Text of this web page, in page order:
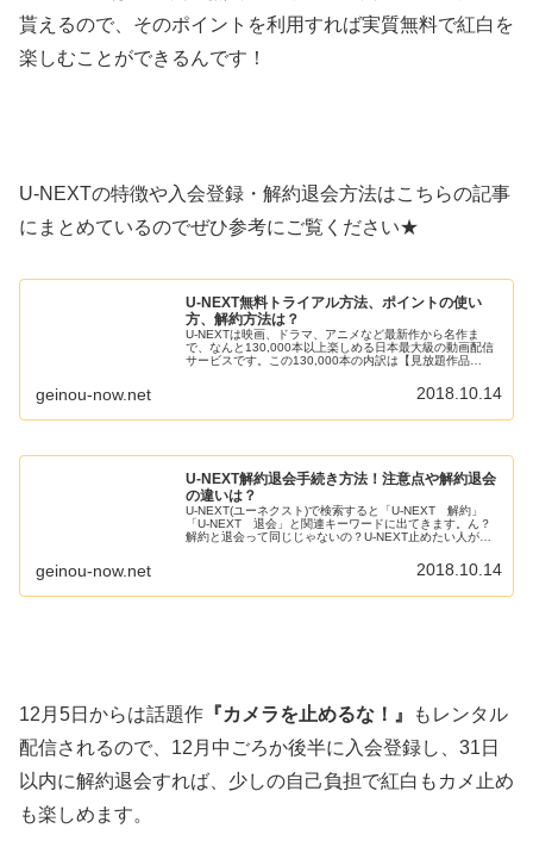
貰えるので、そのポイントを利用すれば実質無料で紅白を
楽しむことができるんです！
U-NEXTの特徴や入会登録・解約退会方法はこちらの記事
にまとめているのでぜひ参考にご覧ください★
U-NEXT無料トライアル方法、ポイントの使い
方、解約方法は？
U-NEXTは映画、ドラマ、アニメなど最新作から名作ま
で、なんと130,000本以上楽しめる日本最大級の動画配信
サービスです。この130,000本の内訳は【見放題作品
geinou-now.net 2018.10.14
U-NEXT解約退会手続き方法！注意点や解約退会
の違いは？
U-NEXT(ユーネクスト)で検索すると「U-NEXT 解約」
「U-NEXT 退会」と関連キーワードに出てきます。ん？
解約と退会って同じじゃないの？U-NEXT止めたい人が解
geinou-now.net 2018.10.14
12月5日からは話題作 『カメラを止めるな！』
もレンタル
配信されるので、12月中ごろか後半に入会登録し、31日
以内に解約退会すれば、少しの自己負担で紅白もカメ止め
も楽しめます。